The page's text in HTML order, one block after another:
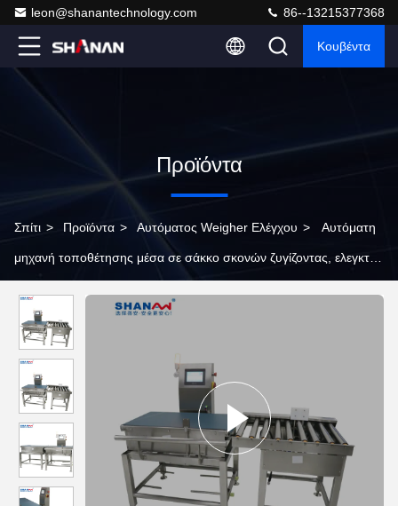
leon@shanantechnology.com 86--13215377368
Κουβέντα
Προϊόντα
Σπίτι > Προϊόντα > Αυτόματος Weigher Ελέγχου > Αυτόματη
μηχανή τοποθέτησης μέσα σε σάκκο σκονών ζυγίζοντας, ελεγκτής